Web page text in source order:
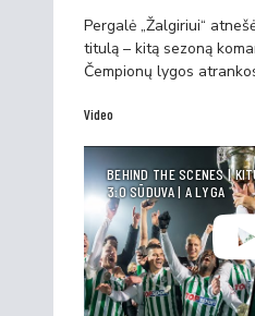
Pergalė „Žalgiriui“
titulą – kitą sezoną
Čempionų lygos
Video
BEHIND THE SCENES |
3:0 SŪDUVA | A LYGA